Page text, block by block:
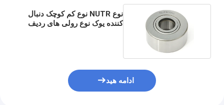
نوع NUTR نوع کم کوچک دنبال
کننده یوک نوع رولی های ردیف
ادامه هید